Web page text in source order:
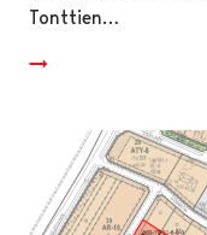
Tonttien…